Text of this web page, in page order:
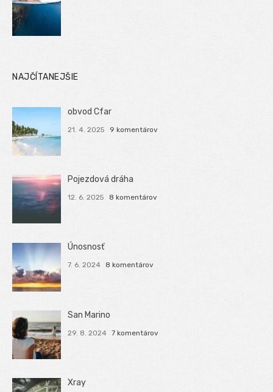
NAJČÍTANEJŠIE
obvod Cfar
21. 4. 2025 9 komentárov
Pojezdová dráha
12. 6. 2025 8 komentárov
Únosnosť
7. 6. 2024 8 komentárov
San Marino
29. 8. 2024 7 komentárov
Xray